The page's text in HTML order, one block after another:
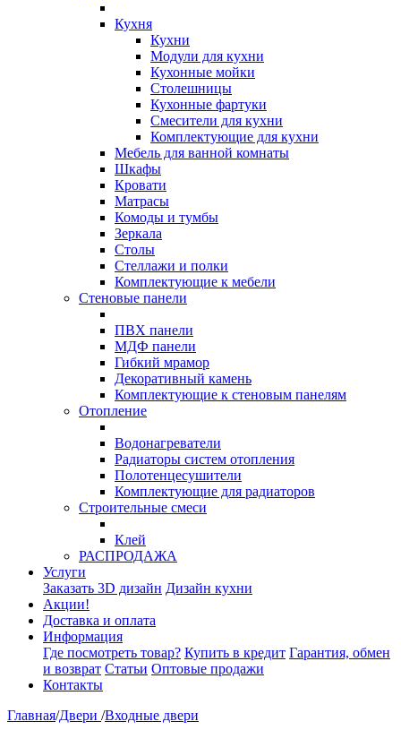
Кухня
Кухни
Модули для кухни
Кухонные мойки
Столешницы
Кухонные фартуки
Смесители для кухни
Комплектующие для кухни
Мебель для ванной комнаты
Шкафы
Кровати
Матрасы
Комоды и тумбы
Зеркала
Столы
Стеллажи и полки
Комплектующие к мебели
Стеновые панели
ПВХ панели
МДФ панели
Гибкий мрамор
Декоративный камень
Комплектующие к стеновым панелям
Отопление
Водонагреватели
Радиаторы систем отопления
Полотенцесушители
Комплектующие для радиаторов
Строительные смеси
Клей
РАСПРОДАЖА
Услуги
Заказать 3D дизайн Дизайн кухни
Акции!
Доставка и оплата
Информация
Где посмотреть товар? Купить в кредит Гарантия, обмен
и возврат Статьи Оптовые продажи
Контакты
Главная/Двери /Входные двери